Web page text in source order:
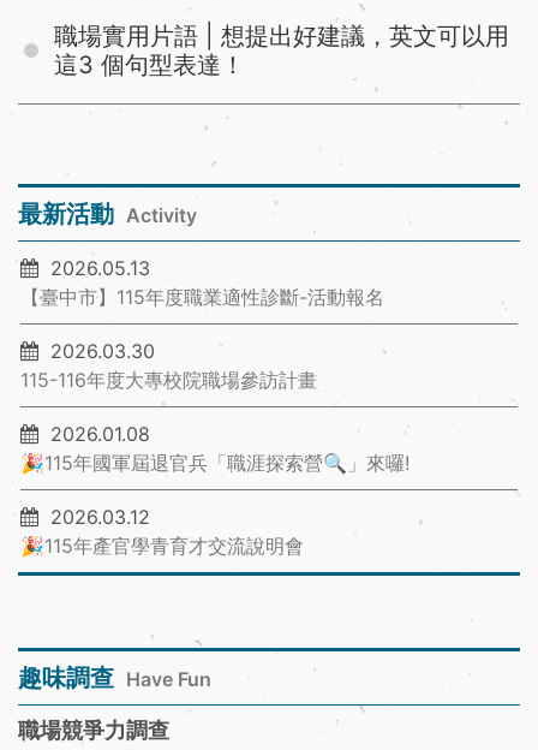
職場實用片語 | 想提出好建議，英文可以用
這3 個句型表達！
最新活動 Activity
2026.05.13
【臺中市】115年度職業適性診斷-活動報名
2026.03.30
115-116年度大專校院職場參訪計畫
2026.01.08
🎉115年國軍屆退官兵「職涯探索營🔍」來囉!
2026.03.12
🎉115年產官學青育才交流說明會
趣味調查 Have Fun
職場競爭力調查